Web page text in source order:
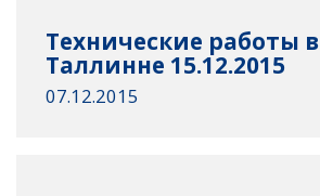
Технические работы в
Таллинне 15.12.2015
07.12.2015